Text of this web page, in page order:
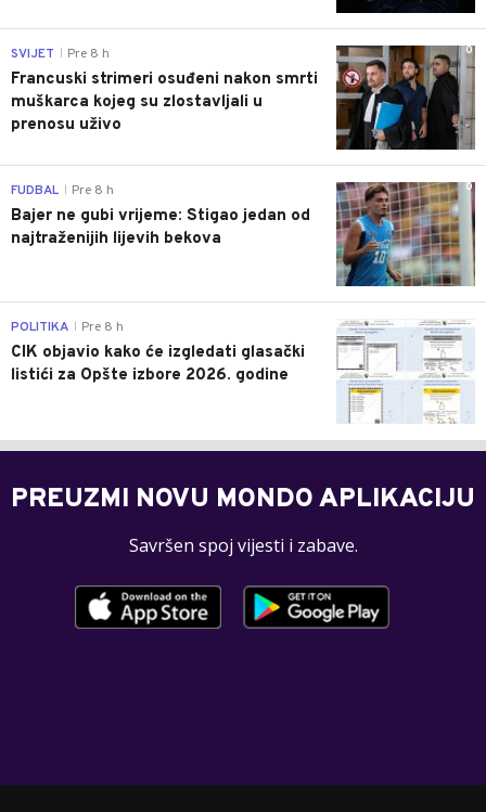
0
SVIJET Pre 8 h
Francuski strimeri osuđeni nakon smrti
muškarca kojeg su zlostavljali u
prenosu uživo
0
FUDBAL Pre 8 h
Bajer ne gubi vrijeme: Stigao jedan od
najtraženijih lijevih bekova
0
POLITIKA Pre 8 h
CIK objavio kako će izgledati glasački
listići za Opšte izbore 2026. godine
PREUZMI NOVU MONDO APLIKACIJU
Savršen spoj vijesti i zabave.